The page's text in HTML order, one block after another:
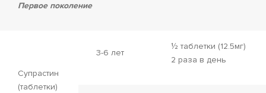
Первое поколение
Супрастин
(таблетки)
3-6 лет
½ таблетки (12.5мг)
2 раза в день